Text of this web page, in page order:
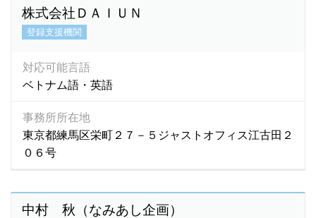
株式会社ＤＡＩＵＮ
登録支援機関
対応可能言語
ベトナム語・英語
事務所所在地
東京都練馬区栄町２７－５ジャストオフィス江古田２
０６号
中村 秋（なみあし企画）